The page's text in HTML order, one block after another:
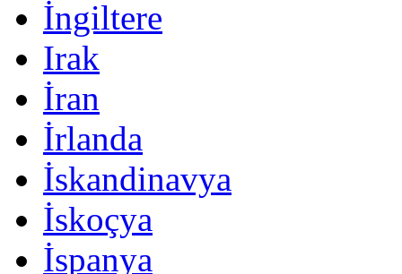
İngiltere
Irak
İran
İrlanda
İskandinavya
İskoçya
İspanya